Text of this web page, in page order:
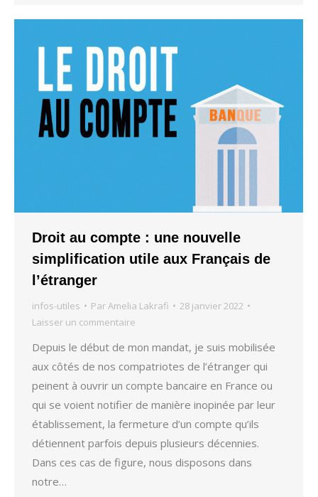
Droit au compte : une nouvelle
simplification utile aux Français de
l’étranger
infos-utiles ParAmelia Lakrafi
28 janvier 2022
Laisser un commentaire
Depuis le début de mon mandat, je suis mobilisée
aux côtés de nos compatriotes de l’étranger qui
peinent à ouvrir un compte bancaire en France ou
qui se voient notifier de manière inopinée par leur
établissement, la fermeture d’un compte qu’ils
détiennent parfois depuis plusieurs décennies.
Dans ces cas de figure, nous disposons dans
notre…